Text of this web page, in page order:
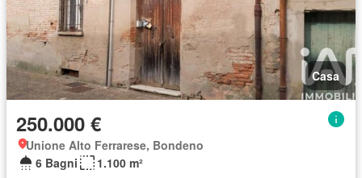
Casa
250.000 €
Unione Alto Ferrarese, Bondeno
6 Bagni
1.100 m²